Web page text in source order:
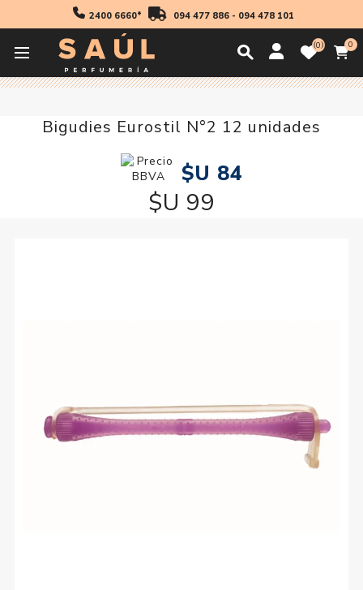
2400 6660* 094 477 886- 094 478 101
0 0
Accesorios
Bigudies Eurostil N°2 12 unidades
$U 84
$U 99